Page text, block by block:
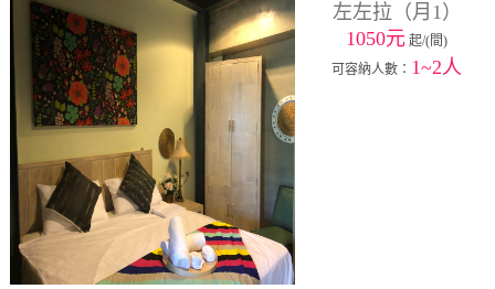
左左拉（月1）
1050元 起/(間)
可容納人數： 1~2人